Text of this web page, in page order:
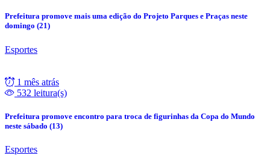
Prefeitura promove mais uma edição do Projeto Parques e Praças neste
domingo (21)
Esportes
1 mês atrás
532 leitura(s)
Prefeitura promove encontro para troca de figurinhas da Copa do Mundo
neste sábado (13)
Esportes